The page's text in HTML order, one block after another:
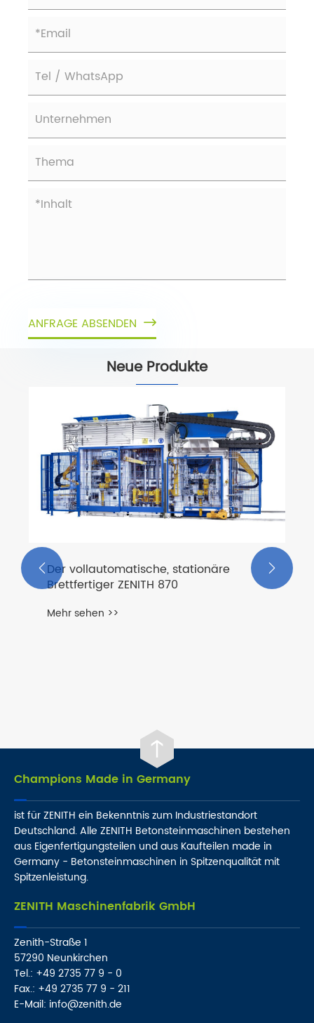
ANFRAGE ABSENDEN 
Neue Produkte
Der vollautomatische, stationäre
Brettfertiger ZENITH 1500-2
Mehr sehen >>
 
Champions Made in Germany
ist für ZENITH ein Bekenntnis zum Industriestandort
Deutschland. Alle ZENITH Betonsteinmaschinen bestehen
aus Eigenfertigungsteilen und aus Kaufteilen made in
Germany - Betonsteinmaschinen in Spitzenqualität mit
Spitzenleistung.
ZENITH Maschinenfabrik GmbH
Zenith-Straße 1
57290 Neunkirchen
Tel.: +49 2735 77 9 - 0
Fax.: +49 2735 77 9 - 211
E-Mail: info@zenith.de